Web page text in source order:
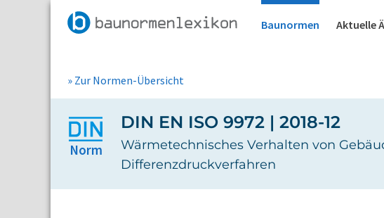
Baunormen Aktuelle
» Zur Normen-Übersicht
Norm
DIN EN ISO 9972 | 2018-12
Wärmetechnisches Verhalten von
Differenzdruckverfahren